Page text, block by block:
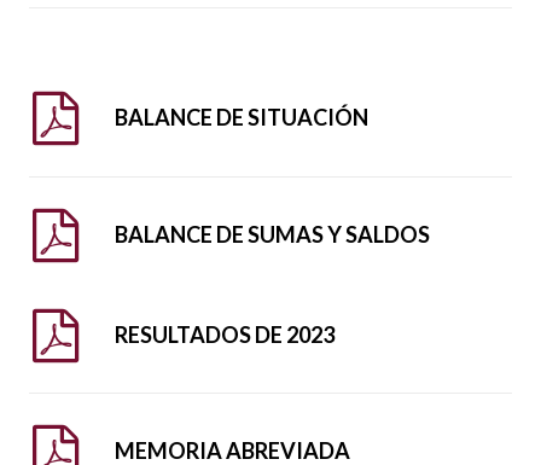
BALANCE DE SITUACIÓN
BALANCE DE SUMAS Y SALDOS
RESULTADOS DE 2023
MEMORIA ABREVIADA